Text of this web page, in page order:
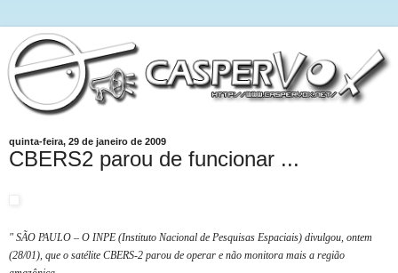
quinta-feira, 29 de janeiro de 2009
CBERS2 parou de funcionar ...
" SÃO PAULO – O INPE (Instituto Nacional de Pesquisas Espaciais) divulgou, ontem
(28/01), que o satélite CBERS-2 parou de operar e não monitora mais a região